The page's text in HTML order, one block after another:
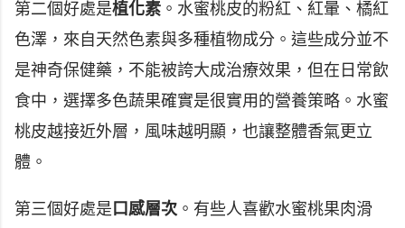
第二個好處是植化素 。水蜜桃皮的粉紅、紅暈、橘紅
色澤，來自天然色素與多種植物成分。這些成分並不
是神奇保健藥，不能被誇大成治療效果，但在日常飲
食中，選擇多色蔬果確實是很實用的營養策略。水蜜
桃皮越接近外層，風味越明顯，也讓整體香氣更立
體。
第三個好處是 口感層次 。有些人喜歡水蜜桃果肉滑